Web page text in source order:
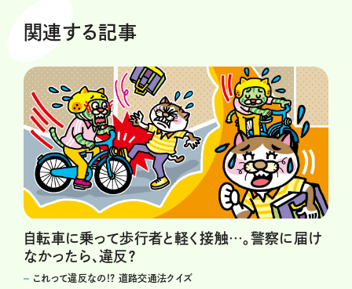
関連する記事
自転車に乗って歩行者と軽く接触…。警察に届け
なかったら、違反？
これって違反なの!? 道路交通法クイズ